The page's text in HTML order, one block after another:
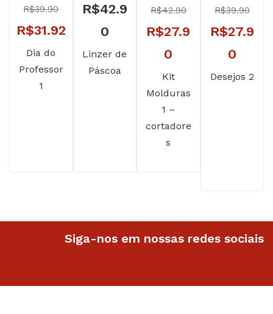
R$39.90
O
preço
original
R$31.92O
preço
atual
Dia do
Professor
1
R$42.9
0
Linzer de
Páscoa
R$42.90
O
preço
original
era:
R$42.90.
R$27.9
0
preço
atual
é:
Kit
Molduras
1 –
cortadore
s
R$39.90
O
preço
original
R$27.9
0O
preço
Desejos 2
Siga-nos em nossas redes sociais